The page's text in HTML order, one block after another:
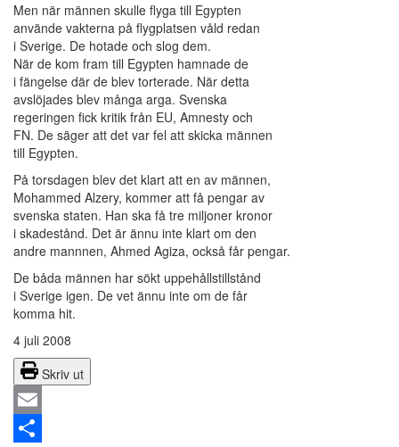
Men när männen skulle flyga till Egypten
använde vakterna på flygplatsen våld redan
i Sverige. De hotade och slog dem.
När de kom fram till Egypten hamnade de
i fängelse där de blev torterade. När detta
avslöjades blev många arga. Svenska
regeringen fick kritik från EU, Amnesty och
FN. De säger att det var fel att skicka männen
till Egypten.
På torsdagen blev det klart att en av männen,
Mohammed Alzery, kommer att få pengar av
svenska staten. Han ska få tre miljoner kronor
i skadestånd. Det är ännu inte klart om den
andre mannnen, Ahmed Agiza, också får pengar.
De båda männen har sökt uppehållstillstånd
i Sverige igen. De vet ännu inte om de får
komma hit.
4 juli 2008
Skriv ut
Email